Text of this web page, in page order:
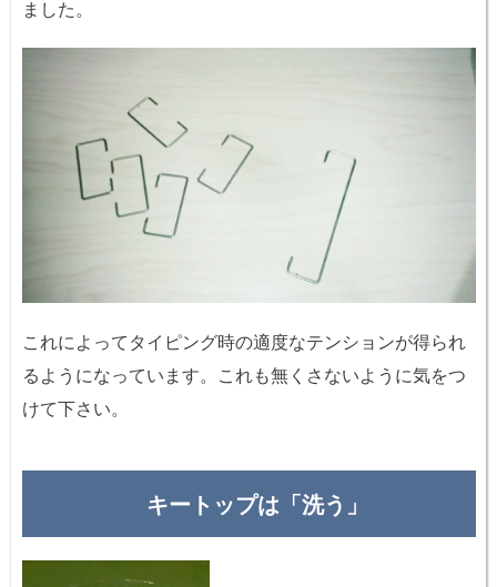
ました。
これによってタイピング時の適度なテンションが得られ
るようになっています。これも無くさないように気をつ
けて下さい。
キートップは「洗う」